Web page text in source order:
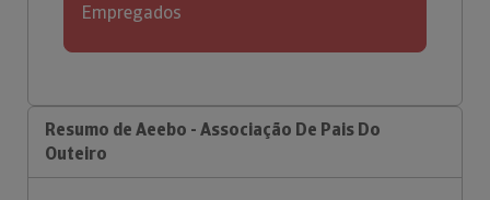
Empregados
Resumo de Aeebo - Associação De Pais Do
Outeiro